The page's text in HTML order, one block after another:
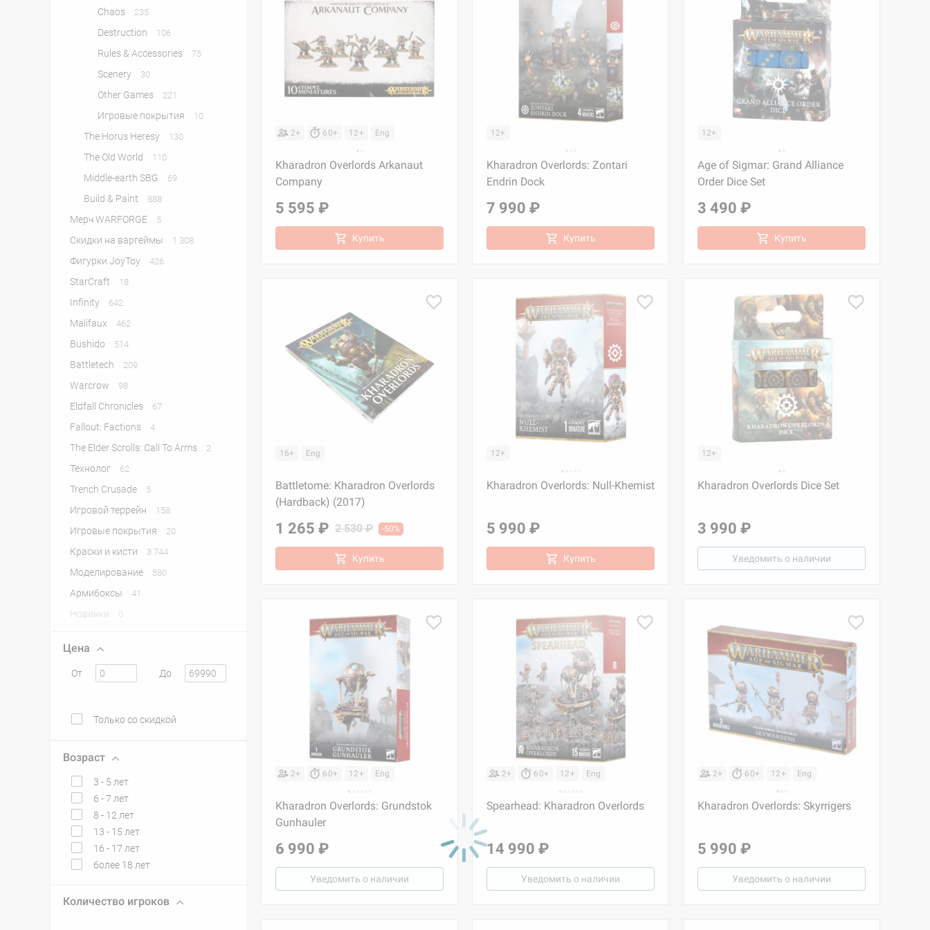
Chaos 235
Destruction 106
Rules & Accessories 75
Scenery 30
Other Games 221
Игровые покрытия 10
The Horus Heresy 130
The Old World 110
Middle-earth SBG 69
Build & Paint 888
Мерч WARFORGE 5
Скидки на варгеймы 1 308
Фигурки JoyToy 426
StarСraft 18
Infinity 642
Malifaux 462
Bushido 514
Battletech 209
Warcrow 98
Eldfall Chronicles 67
Fallout: Factions 4
The Elder Scrolls: Call To Arms 2
Технолог 62
Trench Crusade 5
Игровой террейн 158
Игровые покрытия 20
Краски и кисти 3 744
Моделирование 580
Армибоксы 41
Новинки 0
Цена
От До
Только со скидкой
Возраст
3 - 5 лет
6 - 7 лет
8 - 12 лет
13 - 15 лет
16 - 17 лет
более 18 лет
Количество игроков
2+ 60+ 12+ Eng
Kharadron Overlords Arkanaut
Company
5 595 ₽
Купить
12+
Kharadron Overlords: Zontari
Endrin Dock
7 990 ₽
Купить
12+
Age of Sigmar: Grand Alliance
Order Dice Set
3 490 ₽
Купить
16+ Eng
Battletome: Kharadron Overlords
(Hardback) (2017)
1 265 ₽ 2 530 ₽ -50%
Купить
12+
Kharadron Overlords: Null-Khemist
5 990 ₽
Купить
12+
Kharadron Overlords Dice Set
3 990 ₽
Уведомить о наличии
2+ 60+ 12+ Eng
Kharadron Overlords: Grundstok
Gunhauler
6 990 ₽
Уведомить о наличии
2+ 60+ 12+ Eng
Spearhead: Kharadron Overlords
14 990 ₽
Уведомить о наличии
2+ 60+ 12+ Eng
Kharadron Overlords: Skyrrigers
5 990 ₽
Уведомить о наличии